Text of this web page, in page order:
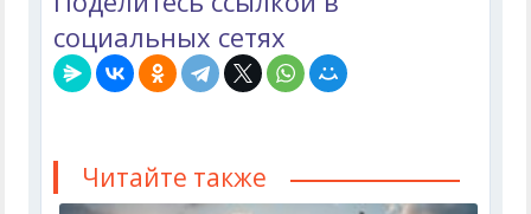
социальных сетях
Читайте также